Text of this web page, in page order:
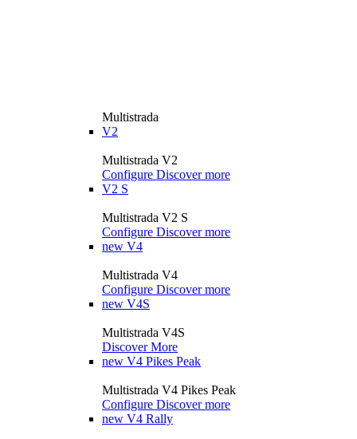
Multistrada
V2
Multistrada V2
Configure Discover more
V2 S
Multistrada V2 S
Configure Discover more
new V4
Multistrada V4
Configure Discover more
new V4S
Multistrada V4S
Discover More
new V4 Pikes Peak
Multistrada V4 Pikes Peak
Configure Discover more
new V4 Rally